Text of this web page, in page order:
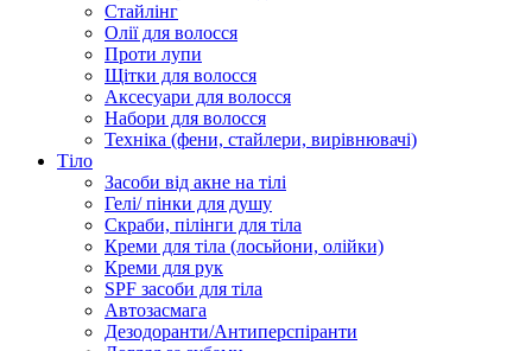
Стайлінг
Олії для волосся
Проти лупи
Щітки для волосся
Аксесуари для волосся
Набори для волосся
Техніка (фени, стайлери, вирівнювачі)
Тіло
Засоби від акне на тілі
Гелі/ пінки для душу
Скраби, пілінги для тіла
Креми для тіла (лосьйони, олійки)
Креми для рук
SPF засоби для тіла
Автозасмага
Дезодоранти/Антиперспіранти